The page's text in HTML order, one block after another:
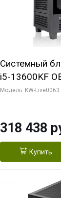
Системный
i5-13600KF
7, C14 8EC/
SSD)
Модель: KW-Live0063
318 438
Купить